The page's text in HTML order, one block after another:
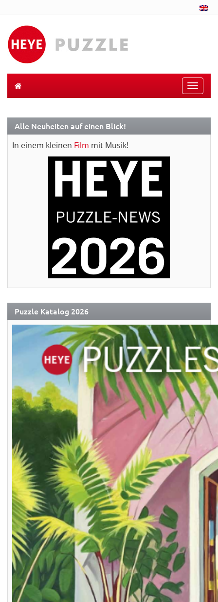
Toggle
Alle Neuheiten auf einen Blick!
In einem kleinen Film mit Musik!
Puzzle Katalog 2026